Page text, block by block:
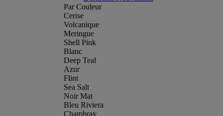
Par Couleur
Cerise
Volcanique
Meringue
Shell Pink
Blanc
Deep Teal
Azur
Flint
Sea Salt
Noir Mat
Bleu Riviera
Chambray